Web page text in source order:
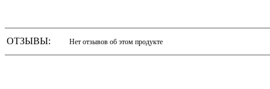
ОТЗЫВЫ: Нет отзывов об этом продукте